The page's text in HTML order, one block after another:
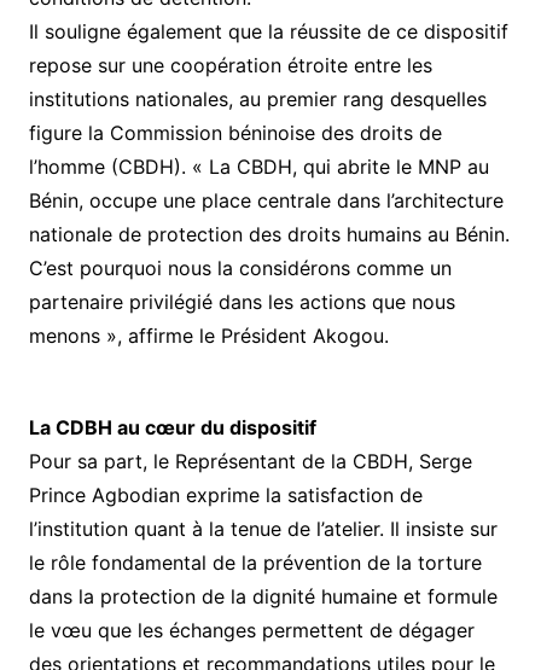
Il souligne également que la réussite de ce dispositif
repose sur une coopération étroite entre les
institutions nationales, au premier rang desquelles
figure la Commission béninoise des droits de
l’homme (CBDH). « La CBDH, qui abrite le MNP au
Bénin, occupe une place centrale dans l’architecture
nationale de protection des droits humains au Bénin.
C’est pourquoi nous la considérons comme un
partenaire privilégié dans les actions que nous
menons », affirme le Président Akogou.
La CDBH au cœur du dispositif
Pour sa part, le Représentant de la CBDH, Serge
Prince Agbodian exprime la satisfaction de
l’institution quant à la tenue de l’atelier. Il insiste sur
le rôle fondamental de la prévention de la torture
dans la protection de la dignité humaine et formule
le vœu que les échanges permettent de dégager
des orientations et recommandations utiles pour le